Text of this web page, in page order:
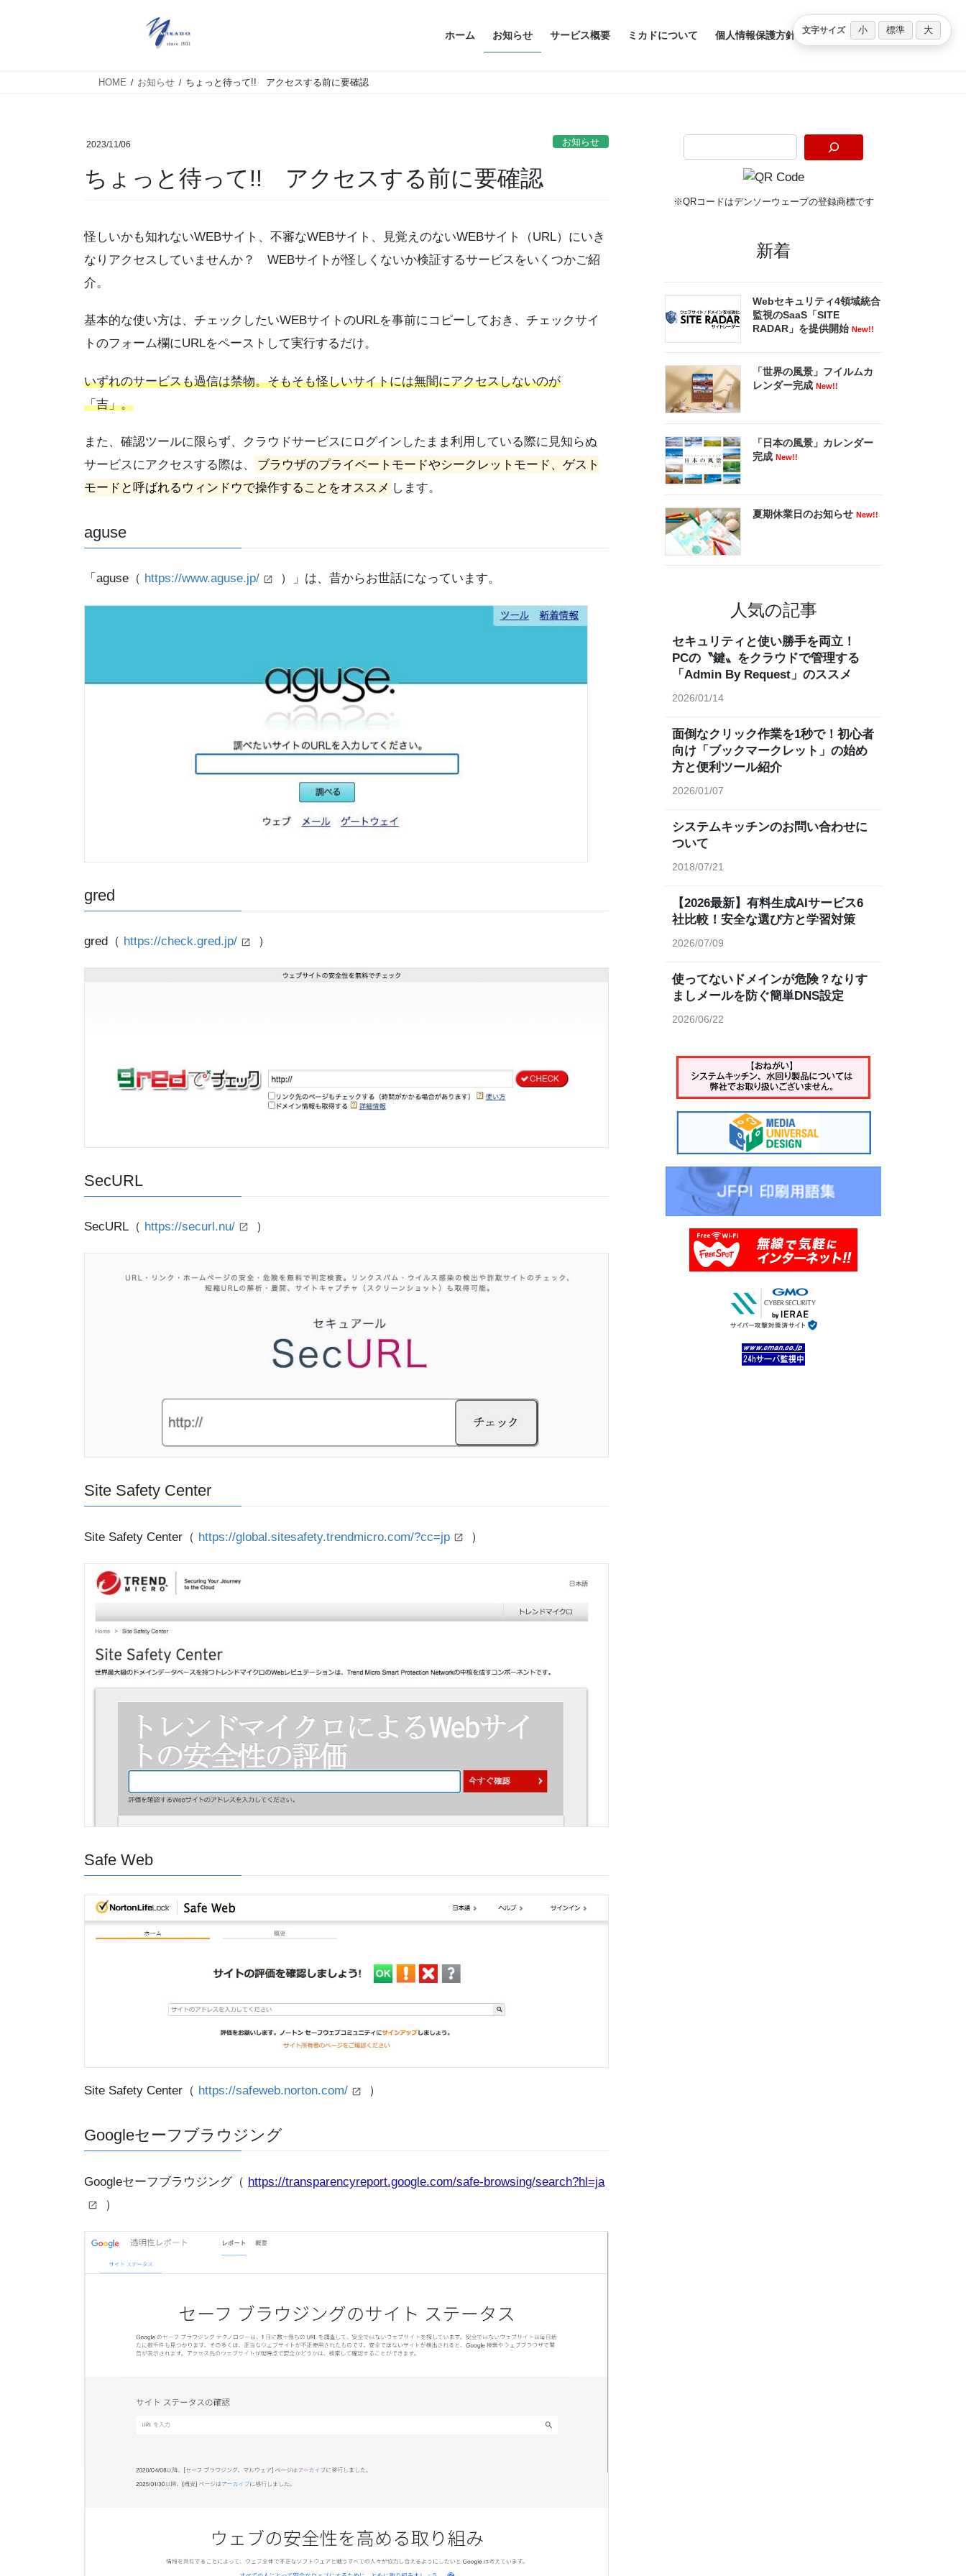
ホーム お知らせ サービス概要 ミカドについて 個人情報保護方針 お問い合わせ
HOME お知らせ ちょっと待って!! アクセスする前に要確認
2023/11/06 お知らせ
ちょっと待って!! アクセスする前に要確認
怪しいかも知れないWEBサイト、不審なWEBサイト、見覚えのないWEBサイト（URL）にいき
なりアクセスしていませんか？ WEBサイトが怪しくないか検証するサービスをいくつかご紹
介。
基本的な使い方は、チェックしたいWEBサイトのURLを事前にコピーしておき、チェックサイ
トのフォーム欄にURLをペーストして実行するだけ。
いずれのサービスも過信は禁物。そもそも怪しいサイトには無闇にアクセスしないのが
「吉」。
また、確認ツールに限らず、クラウドサービスにログインしたまま利用している際に見知らぬ
サービスにアクセスする際は、
ブラウザのプライベートモードやシークレットモード、ゲスト
モードと呼ばれるウィンドウで操作することをオススメ します。
aguse
「aguse（ https://www.aguse.jp/ ）」は、昔からお世話になっています。
gred
gred（ https://check.gred.jp/ ）
SecURL
SecURL（ https://securl.nu/ ）
Site Safety Center
Site Safety Center（ https://global.sitesafety.trendmicro.com/?cc=jp ）
Safe Web
Site Safety Center（ https://safeweb.norton.com/ ）
Googleセーフブラウジング
Googleセーフブラウジング（ https://transparencyreport.google.com/safe-browsing/search?hl=ja
）
※QRコードはデンソーウェーブの登録商標です
新着
Webセキュリティ4領域統合
監視のSaaS「SITE
RADAR」を提供開始 New!!
「世界の風景」フイルムカ
レンダー完成 New!!
「日本の風景」カレンダー
完成 New!!
夏期休業日のお知らせ New!!
人気の記事
セキュリティと使い勝手を両立！
PCの〝鍵〟をクラウドで管理する
「Admin By Request」のススメ
2026/01/14
面倒なクリック作業を1秒で！初心者
向け「ブックマークレット」の始め
方と便利ツール紹介
2026/01/07
システムキッチンのお問い合わせに
ついて
2018/07/21
【2026最新】有料生成AIサービス6
社比較！安全な選び方と学習対策
2026/07/09
使ってないドメインが危険？なりす
ましメールを防ぐ簡単DNS設定
2026/06/22
文字サイズ 小 標準 大